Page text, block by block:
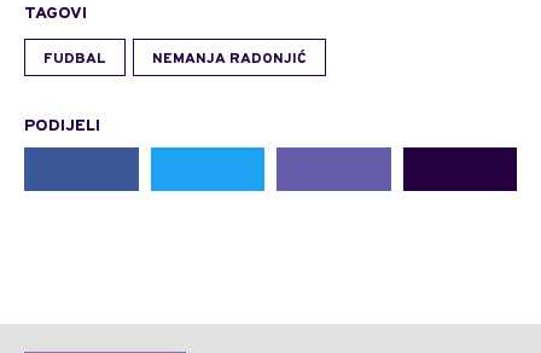
TAGOVI
FUDBAL NEMANJA RADONJIĆ
PODIJELI